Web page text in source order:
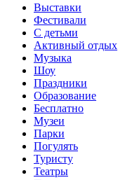
Выставки
Фестивали
С детьми
Активный отдых
Музыка
Шоу
Праздники
Образование
Бесплатно
Музеи
Парки
Погулять
Туристу
Театры